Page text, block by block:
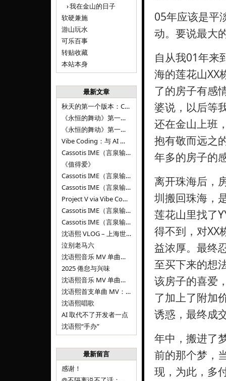
我在金山的日子
软硬兼施
游山玩水
可乐百事
转贴收藏
本站本身
最新文章
秋天的第一个版本：Cassotis IME（言泉输入法）v1.12.0
《永恒的舞动》第一百二十八章
《永恒的舞动》第一百二十七章
Vibe Coding：与 AI 并肩进步——言泉输入法 v0.4.1
Cassotis IME（言泉输入法）v0.3.1
《值得爱》
Cassotis IME（言泉输入法）v0.2.0
Cassotis IME（言泉输入法）v0.1.0
Project V via Vibe Coding
Cassotis IME（言泉输入法）阶段二
Cassotis IME（言泉输入法）
沈语熙 VLOG – 上海世博文化公园双子山
泣别老马六
沈语熙音乐 MV 单曲第三弹：代码与白T恤
2025 倦怠与兴味
沈语熙音乐 MV 单曲第二弹：优雅时间
沈语熙首支单曲 MV：告别的倒影
沈语熙唱歌
AI 取代不了开发者一点
沈语熙“手办”
最新留言
感谢！
05年应该是平
动。要说最大
自从我01年来
海的莲花山XX
了的房子有感
婆说，以后等
还在金山上班
抱有敬而远之
年多的房子的
离开珠海后，
圳搬回珠海，
莲花山里找了
得不到，对XX
益浓厚。最终
至买下来的想
该房子的喜爱
了加上了附加
诱惑，最终成
年中，搬进了
前的那个梦，
现，为此，多